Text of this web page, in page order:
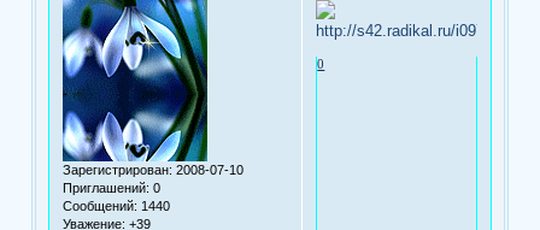
Зарегистрирован: 2008-07-10
Приглашений: 0
Сообщений: 1440
Уважение: +39
0